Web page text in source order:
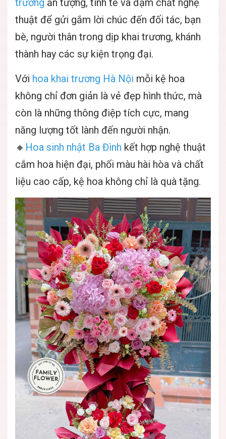
trương ấn tượng, tinh tế và đậm chất nghệ
thuật để gửi gắm lời chúc đến đối tác, bạn
bè, người thân trong dịp khai trương, khánh
thành hay các sự kiện trọng đại.
Với hoa khai trương Hà Nội mỗi kệ hoa
không chỉ đơn giản là vẻ đẹp hình thức, mà
còn là những thông điệp tích cực, mang
năng lượng tốt lành đến người nhận.
🔸 Hoa sinh nhật Ba Đình kết hợp nghệ thuật
cắm hoa hiện đại, phối màu hài hòa và chất
liệu cao cấp, kệ hoa không chỉ là quà tặng.